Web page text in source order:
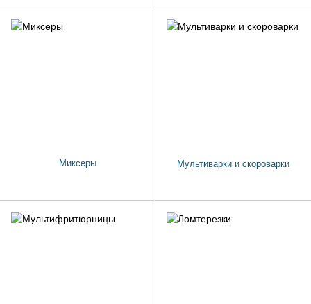
Миксеры Мультиварки и скороварки